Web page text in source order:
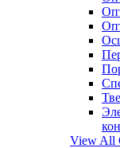
View All